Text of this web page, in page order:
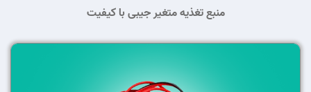
منبع تغذیه متغیر جیبی با کیفیت